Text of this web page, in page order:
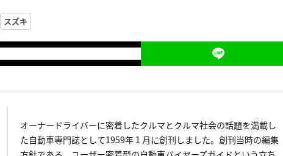
スズキ
オーナードライバーに密着したクルマとクルマ社会の話題を満載し
た自動車専門誌として1959年１月に創刊しました。創刊当時の編集